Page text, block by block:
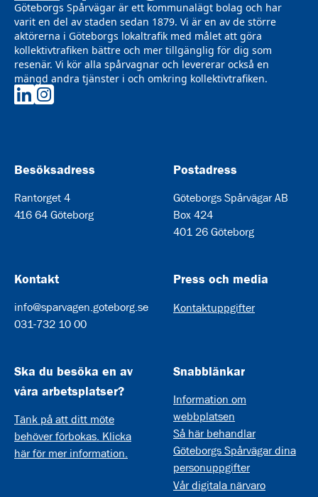
Göteborgs Spårvägar är ett kommunalägt bolag och har
varit en del av staden sedan 1879. Vi är en av de större
aktörerna i Göteborgs lokaltrafik med målet att göra
kollektivtrafiken bättre och mer tillgänglig för dig som
resenär. Vi kör alla spårvagnar och levererar också en
mängd andra tjänster i och omkring kollektivtrafiken.
Göteborgs Spårvägar på LinkedIn
Besöksadress
Rantorget 4
416 64 Göteborg
Postadress
Göteborgs Spårvägar AB
Box 424
401 26 Göteborg
Kontakt
info@sparvagen.goteborg.se
031-732 10 00
Press och media
Kontaktuppgifter
Ska du besöka en av
våra arbetsplatser?
Tänk på att ditt möte
behöver förbokas. Klicka
här för mer information.
Snabblänkar
Information om
webbplatsen
Så här behandlar
Göteborgs Spårvägar dina
personuppgifter
Vår digitala närvaro